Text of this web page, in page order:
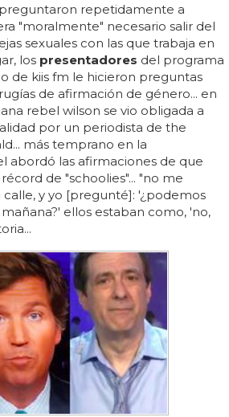
preguntaron repetidamente a
"moralmente" necesario salir del
sexuales con las que trabaja en
los presentadores del programa
de kiis fm le hicieron preguntas
de afirmación de género... en
rebel wilson se vio obligada a
por un periodista de the
más temprano en la
abordó las afirmaciones de que
de "schoolies"... "no me
y yo [pregunté]: '¿podemos
ellos estaban como, 'no,